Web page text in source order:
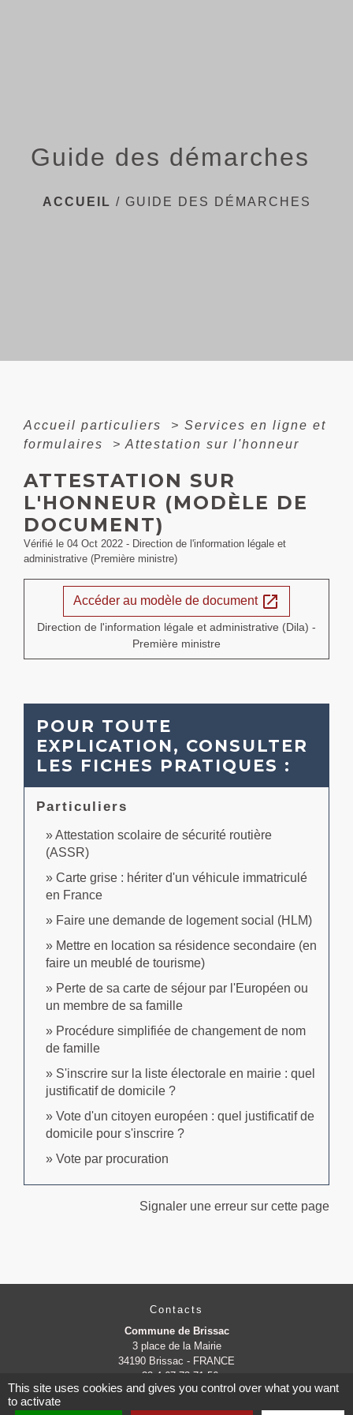
Guide des démarches
ACCUEIL / GUIDE DES DÉMARCHES
Accueil particuliers > Services en ligne et
formulaires
> Attestation sur l'honneur
ATTESTATION SUR
L'HONNEUR (MODÈLE DE
DOCUMENT)
Vérifié le 04 Oct 2022 - Direction de l'information légale et
administrative (Première ministre)
Accéder au modèle de document open_in_new
Direction de l'information légale et administrative (Dila) -
Première ministre
POUR TOUTE
EXPLICATION, CONSULTER
LES FICHES PRATIQUES :
Particuliers
Attestation scolaire de sécurité routière
(ASSR)
Carte grise : hériter d'un véhicule immatriculé
en France
Faire une demande de logement social (HLM)
Mettre en location sa résidence secondaire (en
faire un meublé de tourisme)
Perte de sa carte de séjour par l'Européen ou
un membre de sa famille
Procédure simplifiée de changement de nom
de famille
S'inscrire sur la liste électorale en mairie : quel
justificatif de domicile ?
Vote d'un citoyen européen : quel justificatif de
domicile pour s'inscrire ?
Vote par procuration
Signaler une erreur sur cette page
Contacts
Commune de Brissac
3 place de la Mairie
34190 Brissac - FRANCE
+33 4 67 73 71 56
Contact par formulaire
This site uses cookies and gives you control over what you want
to activate